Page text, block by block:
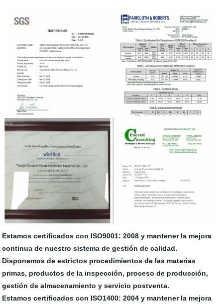
Estamos certificados con ISO9001: 2008 y mantener la mejora
continua de nuestro sistema de gestión de calidad.
Disponemos de estrictos procedimientos de las materias
primas, productos de la inspección, proceso de producción,
gestión de almacenamiento y servicio postventa.
Estamos certificados con ISO1400: 2004 y mantener la mejora